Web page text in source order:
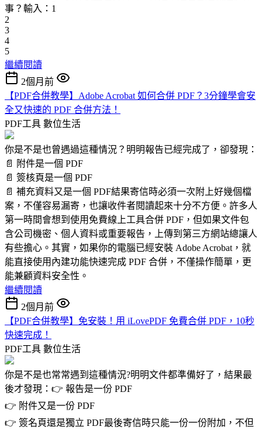
事？輸入：1
2
3
4
5
繼續閱讀
2個月前
【PDF合併教學】Adobe Acrobat 如何合併 PDF？3分鐘學會安
全又快速的 PDF 合併方法！
PDF工具 數位生活
你是不是也曾遇過這種情況？明明報告已經完成了，卻發現：
📄 附件是一個 PDF
📄 簽核頁是一個 PDF
📄 補充資料又是一個 PDF結果寄信時必須一次附上好幾個檔
案，不僅容易漏寄，也讓收件者閱讀起來十分不方便。許多人
第一時間會想到使用免費線上工具合併 PDF，但如果文件包
含公司機密、個人資料或重要報告，上傳到第三方網站總讓人
有些擔心。其實，如果你的電腦已經安裝 Adobe Acrobat，就
能直接使用內建功能快速完成 PDF 合併，不僅操作簡單，更
能兼顧資料安全性。
繼續閱讀
2個月前
【PDF合併教學】免安裝！用 iLovePDF 免費合併 PDF，10秒
快速完成！
PDF工具 數位生活
你是不是也常常遇到這種情況?明明文件都準備好了，結果最
後才發現：👉 報告是一份 PDF
👉 附件又是一份 PDF
👉 簽名頁還是獨立 PDF最後寄信時只能一份一份附加，不但